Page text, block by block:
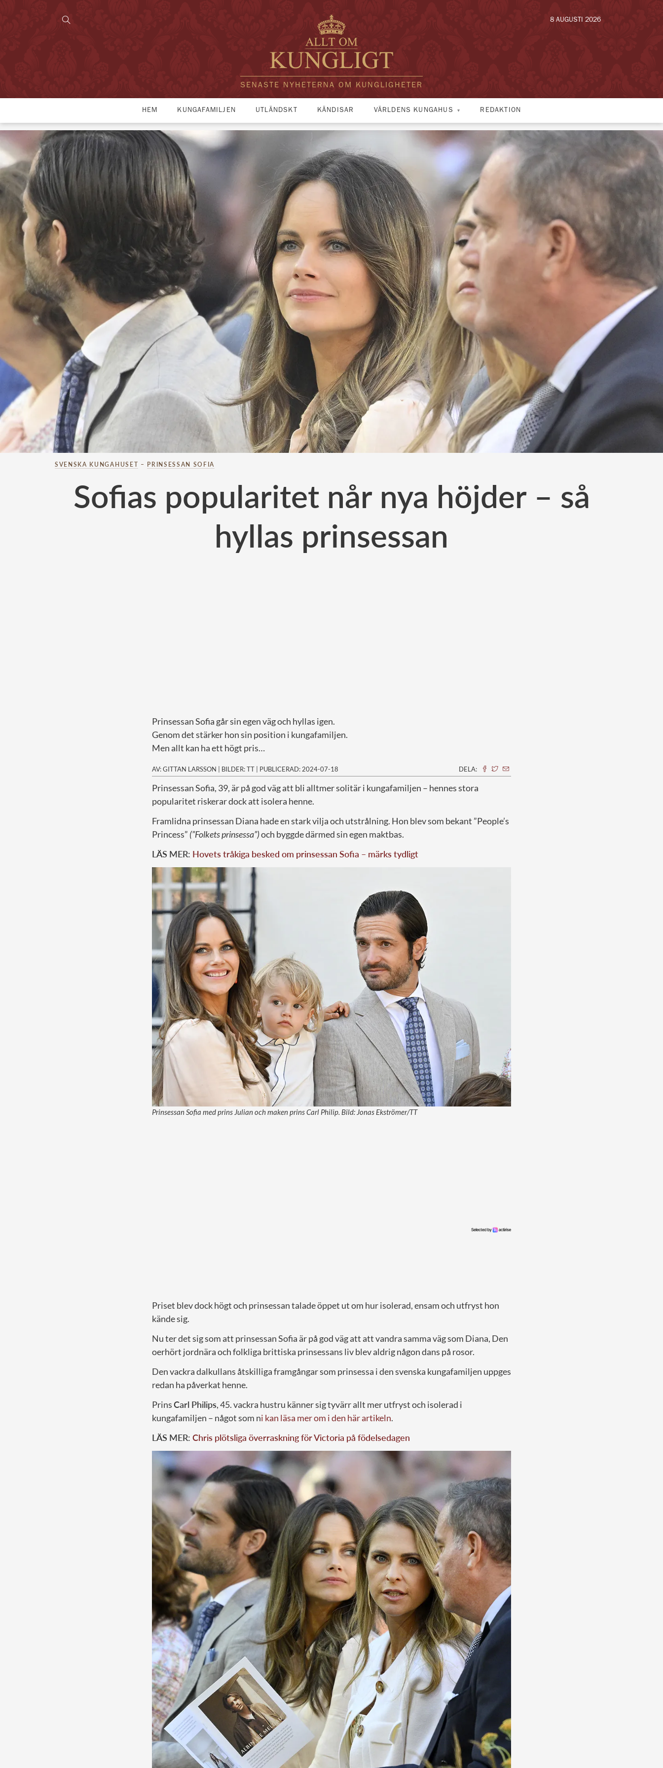
SENASTE NYHETERNA OM KUNGLIGHETER
8 AUGUSTI 2026
HEM KUNGAFAMILJEN UTLÄNDSKT KÄNDISAR VÄRLDENS KUNGAHUS REDAKTION
SVENSKA KUNGAHUSET – PRINSESSAN SOFIA
Sofias popularitet når nya höjder – så
hyllas prinsessan
Prinsessan Sofia går sin egen väg och hyllas igen.
Genom det stärker hon sin position i kungafamiljen.
Men allt kan ha ett högt pris…
AV: GITTAN LARSSON | BILDER: TT | PUBLICERAD: 2024-07-18 DELA:
Prinsessan Sofia, 39, är på god väg att bli alltmer solitär i kungafamiljen – hennes stora
popularitet riskerar dock att isolera henne.
Framlidna prinsessan Diana hade en stark vilja och utstrålning. Hon blev som bekant ”People’s
Princess” (”Folkets prinsessa”)och byggde därmed sin egen maktbas.
LÄS MER: Hovets tråkiga besked om prinsessan Sofia – märks tydligt
Prinsessan Sofia med prins Julian och maken prins Carl Philip. Bild: Jonas Ekströmer/TT
Priset blev dock högt och prinsessan talade öppet ut om hur isolerad, ensam och utfryst hon
kände sig.
Nu ter det sig som att prinsessan Sofia är på god väg att att vandra samma väg som Diana, Den
oerhört jordnära och folkliga brittiska prinsessans liv blev aldrig någon dans på rosor.
Den vackra dalkullans åtskilliga framgångar som prinsessa i den svenska kungafamiljen uppges
redan ha påverkat henne.
PrinsCarl Philips, 45. vackra hustru känner sig tyvärr allt mer utfryst och isolerad i
kungafamiljen – något som ni kan läsa mer om i den här artikeln.
LÄS MER: Chris plötsliga överraskning för Victoria på födelsedagen